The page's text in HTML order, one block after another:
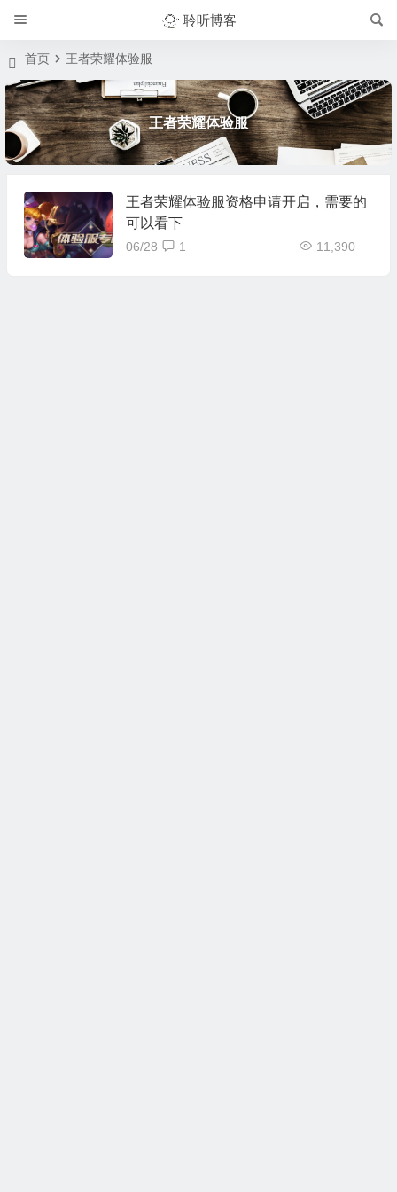
聆听博客
首页 王者荣耀体验服
王者荣耀体验服
王者荣耀体验服资格申请开启，需要的
可以看下
06/28 11,390
1